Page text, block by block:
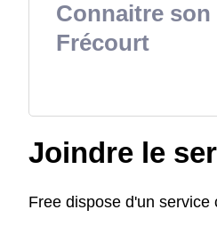
Connaitre
Frécourt
Joindre le
Free dispose d'un